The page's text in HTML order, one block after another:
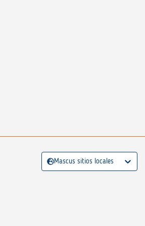
Mascus sitios locales